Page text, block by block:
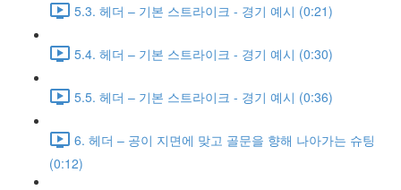
5.3. 헤더 – 기본 스트라이크 - 경기 예시 (0:21)
5.4. 헤더 – 기본 스트라이크 - 경기 예시 (0:30)
5.5. 헤더 – 기본 스트라이크 - 경기 예시 (0:36)
6. 헤더 – 공이 지면에 맞고 골문을 향해 나아가는 슈팅
(0:12)